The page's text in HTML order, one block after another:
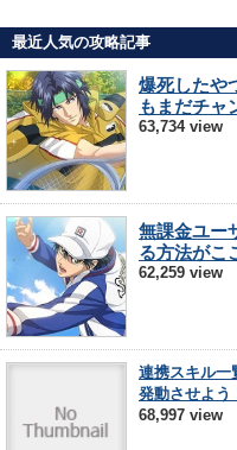
最近人気の攻略記事
爆死したや
もまだチャ
63,734 view
無課金ユー
る方法がこ
62,259 view
連携スキル一
発動させよ
68,997 view